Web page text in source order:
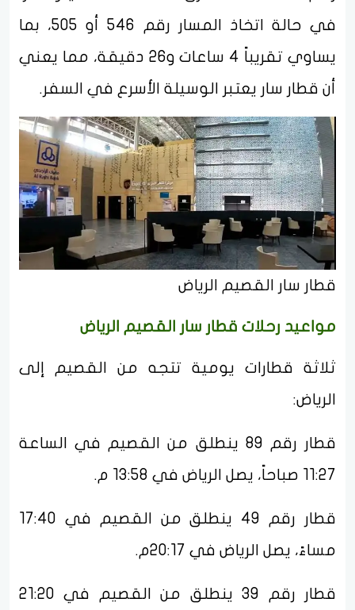
في حالة اتخاذ المسار رقم 546 أو 505، بما
يساوي تقريباً 4 ساعات و26 دقيقة، مما يعني
أن قطار سار يعتبر الوسيلة الأسرع في السفر.
قطار سار القصيم الرياض
مواعيد رحلات قطار سار القصيم الرياض
ثلاثة قطارات يومية تتجه من القصيم إلى
الرياض:
قطار رقم 89 ينطلق من القصيم في الساعة
11:27 صباحاً، يصل الرياض في 13:58 م.
قطار رقم 49 ينطلق من القصيم في 17:40
مساءً، يصل الرياض في 20:17م.
قطار رقم 39 ينطلق من القصيم في 21:20